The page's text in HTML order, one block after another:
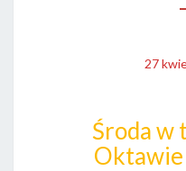
27
Środa w